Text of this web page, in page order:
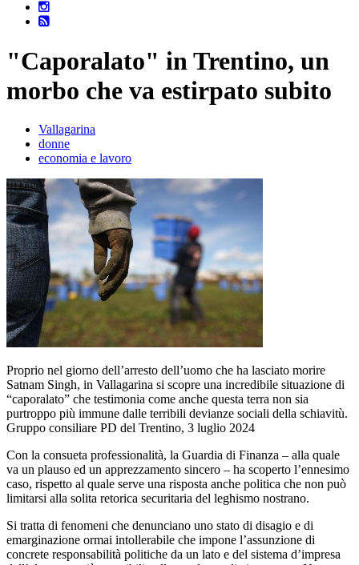
"Caporalato" in Trentino, un
morbo che va estirpato subito
Vallagarina
donne
economia e lavoro
Proprio nel giorno dell’arresto dell’uomo che ha lasciato morire
Satnam Singh, in Vallagarina si scopre una incredibile situazione di
“caporalato” che testimonia come anche questa terra non sia
purtroppo più immune dalle terribili devianze sociali della schiavitù.
Gruppo consiliare PD del Trentino, 3 luglio 2024
Con la consueta professionalità, la Guardia di Finanza – alla quale
va un plauso ed un apprezzamento sincero – ha scoperto l’ennesimo
caso, rispetto al quale serve una risposta anche politica che non può
limitarsi alla solita retorica securitaria del leghismo nostrano.
Si tratta di fenomeni che denunciano uno stato di disagio e di
emarginazione ormai intollerabile che impone l’assunzione di
concrete responsabilità politiche da un lato e del sistema d’impresa